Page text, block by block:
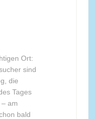
Ort:
sind
die
Tages
am
bald